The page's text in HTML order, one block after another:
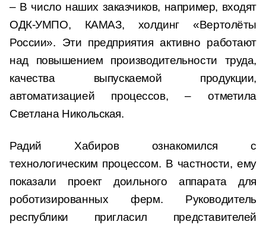
– В число наших заказчиков, например, входят
ОДК-УМПО, КАМАЗ, холдинг «Вертолёты
России». Эти предприятия активно работают
над повышением производительности труда,
качества выпускаемой продукции,
автоматизацией процессов, – отметила
Светлана Никольская.
Радий Хабиров ознакомился с
технологическим процессом. В частности, ему
показали проект доильного аппарата для
роботизированных ферм. Руководитель
республики пригласил представителей